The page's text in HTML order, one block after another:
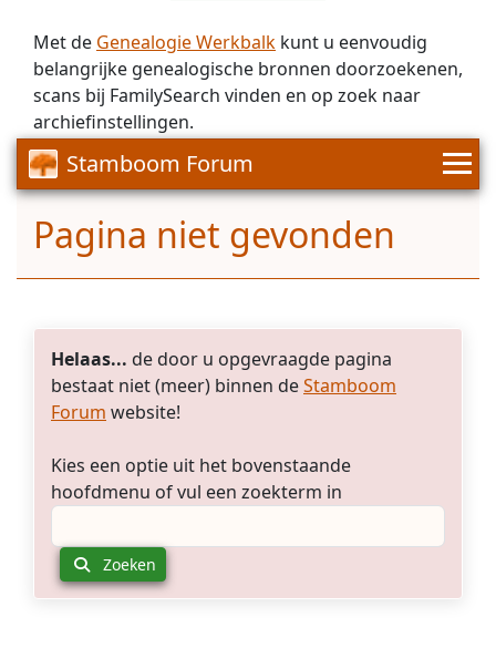
Met de Genealogie Werkbalk kunt u eenvoudig
belangrijke genealogische bronnen doorzoekenen,
scans bij FamilySearch vinden en op zoek naar
archiefinstellingen.
Stamboom Forum
Pagina niet gevonden
Helaas... de door u opgevraagde pagina
bestaat niet (meer) binnen deStamboom
Forum website!
Kies een optie uit het bovenstaande
hoofdmenu of vul een zoekterm in
Zoeken